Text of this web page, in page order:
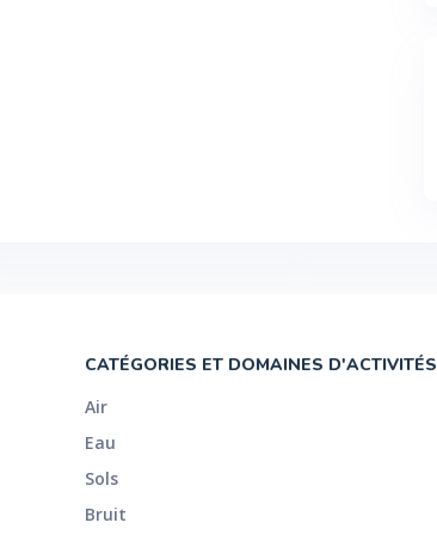
CATÉGORIES ET DOMAINES D'ACTIVITÉS
Air
Eau
Sols
Bruit